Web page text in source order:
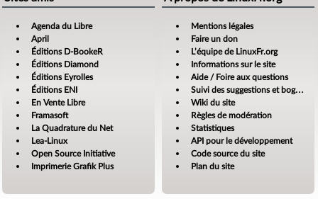
Agenda du Libre
April
Éditions D-BookeR
Éditions Diamond
Éditions Eyrolles
Éditions ENI
En Vente Libre
Framasoft
La Quadrature du Net
Lea-Linux
Open Source Initiative
Imprimerie Grafik Plus
Mentions légales
Faire un don
L’équipe de LinuxFr.org
Informations sur le site
Aide / Foire aux questions
Suivi des suggestions et bogues
Wiki du site
Règles de modération
Statistiques
API pour le développement
Code source du site
Plan du site